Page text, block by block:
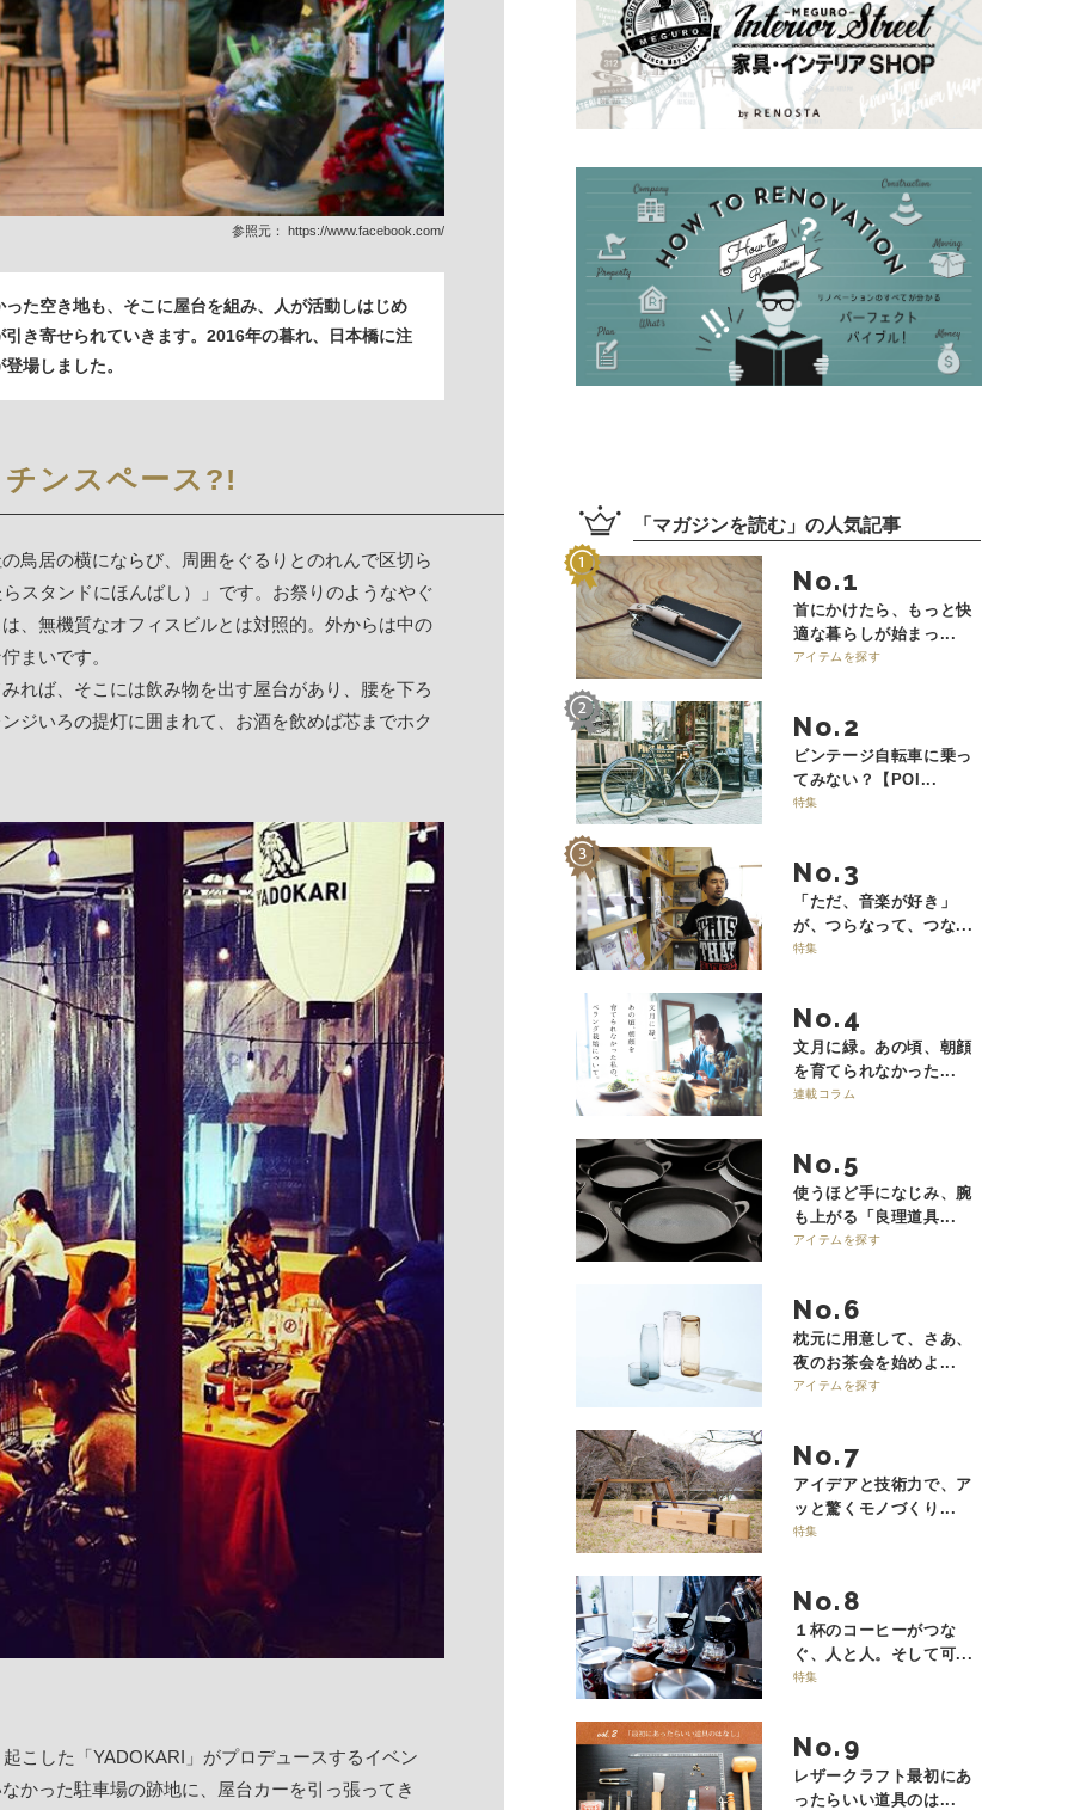
参照元： https://www.facebook.com/
った空き地も、そこに屋台を組み、人が活動しはじめ
引き寄せられていきます。2016年の暮れ、日本橋に注
場しました。
ンスペース?!
鳥居の横にならび、周囲をぐるりとのれんで区切ら
スタンドにほんばし）」です。お祭りのようなやぐ
、無機質なオフィスビルとは対照的。外からは中の
まいです。
れば、そこには飲み物を出す屋台があり、腰を下ろ
ジいろの提灯に囲まれて、お酒を飲めば芯までホク
こした「YADOKARI」がプロデュースするイベン
かった駐車場の跡地に、屋台カーを引っ張ってき
「 マガジンを読む 」の人気記事
No.
首にかけたら、もっと快
適な暮らしが始まっ...
アイテムを探す
No.
ビンテージ自転車に乗っ
てみない？【POI...
特集
No.
「ただ、音楽が好き」
が、つらなって、つな...
特集
No.
文月に緑。あの頃、朝顔
を育てられなかった...
連載コラム
No.
使うほど手になじみ、腕
も上がる「良理道具...
アイテムを探す
No.
枕元に用意して、さあ、
夜のお茶会を始めよ...
アイテムを探す
No.
アイデアと技術力で、ア
ッと驚くモノづくり...
特集
No.
１杯のコーヒーがつな
ぐ、人と人。そして可...
特集
No.
レザークラフト最初にあ
ったらいい道具のは...